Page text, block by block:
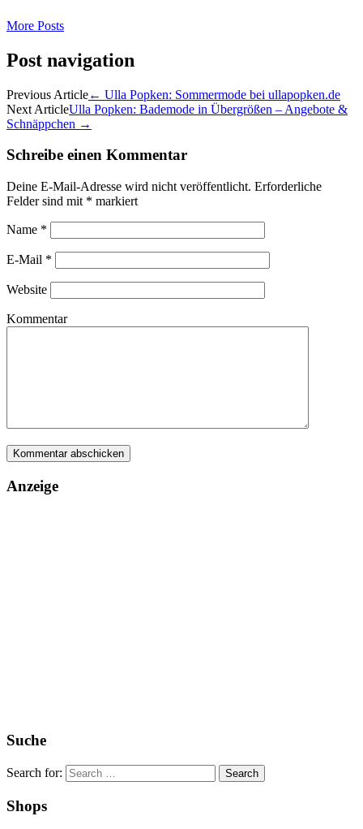
More Posts
Post navigation
Previous Article← Ulla Popken: Sommermode bei ullapopken.de
Next ArticleUlla Popken: Bademode in Übergrößen – Angebote &
Schnäppchen →
Schreibe einen Kommentar
Deine E-Mail-Adresse wird nicht veröffentlicht. Erforderliche
Felder sind mit * markiert
Name *
E-Mail *
Website
Kommentar
Anzeige
Suche
Search for:
Shops